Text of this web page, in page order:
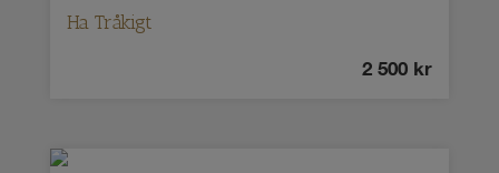
Ha Tråkigt
2 500 kr